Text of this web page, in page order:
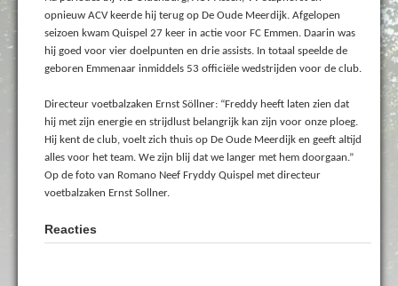
opnieuw ACV keerde hij terug op De Oude Meerdijk. Afgelopen
seizoen kwam Quispel 27 keer in actie voor FC Emmen. Daarin was
hij goed voor vier doelpunten en drie assists. In totaal speelde de
geboren Emmenaar inmiddels 53 officiële wedstrijden voor de club.
Directeur voetbalzaken Ernst Söllner: “Freddy heeft laten zien dat
hij met zijn energie en strijdlust belangrijk kan zijn voor onze ploeg.
Hij kent de club, voelt zich thuis op De Oude Meerdijk en geeft altijd
alles voor het team. We zijn blij dat we langer met hem doorgaan.”
Op de foto van Romano Neef Fryddy Quispel met directeur
voetbalzaken Ernst Sollner.
Reacties